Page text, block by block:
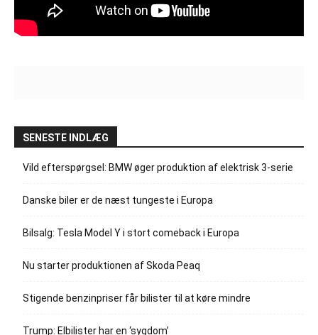
SENESTE INDLÆG
Vild efterspørgsel: BMW øger produktion af elektrisk 3-serie
Danske biler er de næst tungeste i Europa
Bilsalg: Tesla Model Y i stort comeback i Europa
Nu starter produktionen af Skoda Peaq
Stigende benzinpriser får bilister til at køre mindre
Trump: Elbilister har en ‘sygdom’